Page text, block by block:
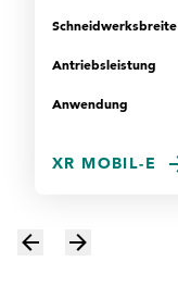
Schneidwerksbreite
Antriebsleistung
Anwendung
XR MOBIL-E